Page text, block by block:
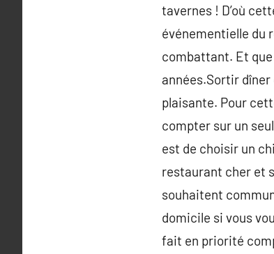
tavernes ! D’où
événementielle du
combattant. Et
années.Sortir
plaisante. Pour
compter sur un
est de choisir un
restaurant cher et
souhaitent
domicile si vous
fait en priorité